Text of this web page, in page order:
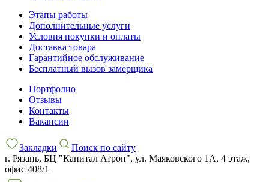
Этапы работы
Дополнительные услуги
Условия покупки и оплаты
Доставка товара
Гарантийное обслуживание
Бесплатный вызов замерщика
Портфолио
Отзывы
Контакты
Вакансии
Закладки
Поиск по сайту
г. Рязань, БЦ "Капитал Атрон", ул. Маяковского 1А, 4 этаж,
офис 408/1